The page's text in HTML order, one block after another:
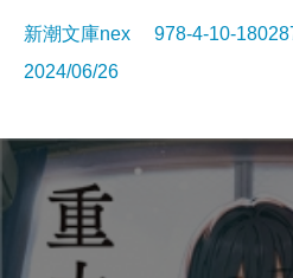
新潮文庫nex 978-4-10-
2024/06/26